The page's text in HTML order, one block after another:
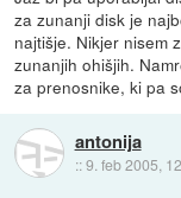
za zunanji disk je
najtišje. Nikjer nisem
zunanjih ohišjih.
za prenosnike, ki pa
antonija
::9. feb 2005,